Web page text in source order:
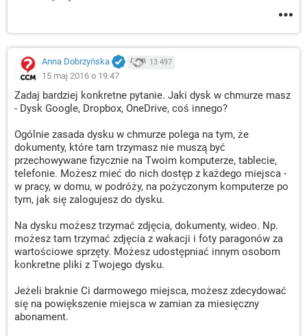
Anna Dobrzyńska 13 497
15 maj 2016 o 19:47
Zadaj bardziej konkretne pytanie. Jaki dysk w chmurze masz
- Dysk Google, Dropbox, OneDrive, coś innego?
Ogólnie zasada dysku w chmurze polega na tym, że
dokumenty, które tam trzymasz nie muszą być
przechowywane fizycznie na Twoim komputerze, tablecie,
telefonie. Możesz mieć do nich dostęp z każdego miejsca -
w pracy, w domu, w podróży, na pożyczonym komputerze po
tym, jak się zalogujesz do dysku.
Na dysku możesz trzymać zdjęcia, dokumenty, wideo. Np.
możesz tam trzymać zdjęcia z wakacji i foty paragonów za
wartościowe sprzęty. Możesz udostępniać innym osobom
konkretne pliki z Twojego dysku.
Jeżeli braknie Ci darmowego miejsca, możesz zdecydować
się na powiększenie miejsca w zamian za miesięczny
abonament.